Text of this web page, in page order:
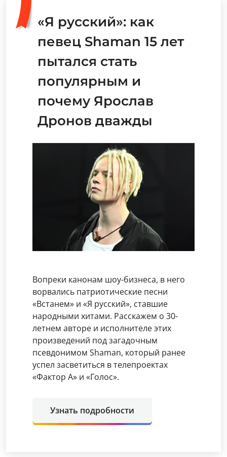
«Я русский»: как
певец Shaman 15 лет
пытался стать
популярным и
почему Ярослав
Дронов дважды
Вопреки канонам шоу-бизнеса, в него
ворвались патриотические песни
«Встанем» и «Я русский», ставшие
народными хитами. Расскажем о 30-
летнем авторе и исполнителе этих
произведений под загадочным
псевдонимом Shaman, который ранее
успел засветиться в телепроектах
«Фактор А» и «Голос».
Узнать подробности